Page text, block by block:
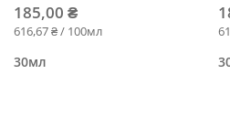
185,00 ₴
616,67 ₴ / 100мл
30мл